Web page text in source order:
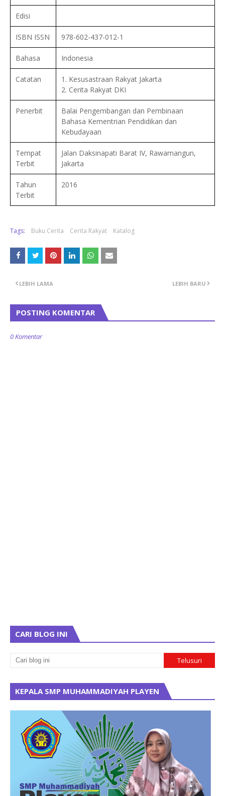
Edisi
ISBN ISSN 978-602-437-012-1
Bahasa Indonesia
Catatan
1. Kesusastraan Rakyat Jakarta
2. Cerita Rakyat DKI
Penerbit
Balai Pengembangan dan Pembinaan
Bahasa Kementrian Pendidikan dan
Kebudayaan
Tempat
Terbit
Jalan Daksinapati Barat IV, Rawamangun,
Jakarta
Tahun
Terbit
2016
Tags: Buku Cerita Cerita Rakyat Katalog
LEBIH BARU
LEBIH LAMA
POSTING KOMENTAR
0 Komentar
CARI BLOG INI
KEPALA SMP MUHAMMADIYAH PLAYEN